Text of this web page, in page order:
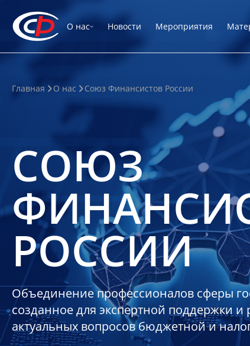
О нас Новости Мероприятия
Главная О нас Союз Финансистов России
СОЮЗ
РОССИИ
Объединение профессионалов сферы
созданное для экспертной поддержки
актуальных вопросов бюджетной и